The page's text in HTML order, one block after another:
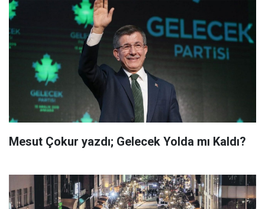
Mesut Çokur yazdı; Gelecek Yolda mı Kaldı?